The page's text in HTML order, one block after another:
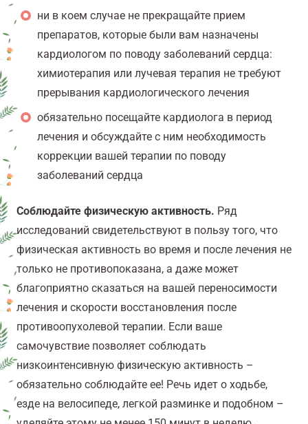
ни в коем случае не прекращайте прием
препаратов, которые были вам назначены
кардиологом по поводу заболеваний сердца:
химиотерапия или лучевая терапия не требуют
прерывания кардиологического лечения
обязательно посещайте кардиолога в период
лечения и обсуждайте с ним необходимость
коррекции вашей терапии по поводу
заболеваний сердца
Соблюдайте физическую активность. Ряд
исследований свидетельствуют в пользу того, что
физическая активность во время и после лечения не
только не противопоказана, а даже может
благоприятно сказаться на вашей переносимости
лечения и скорости восстановления после
противоопухолевой терапии. Если ваше
самочувствие позволяет соблюдать
низкоинтенсивную физическую активность –
обязательно соблюдайте ее! Речь идет о ходьбе,
езде на велосипеде, легкой разминке и подобном –